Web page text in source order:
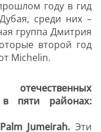
году в гид
среди них –
группа Дмитрия
второй год
Michelin.
в пяти районах:
Jumeirah. Эти